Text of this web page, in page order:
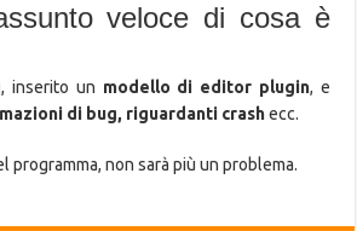
veloce di cosa è
, inserito un modello di editor plugin, e
di bug, riguardanti crashecc.
programma, non sarà più un problema.